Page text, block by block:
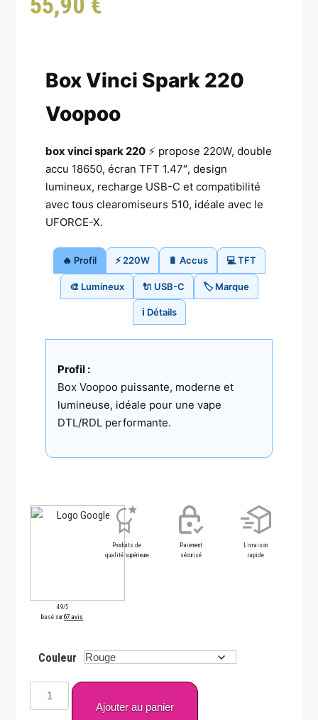
Box Vinci Spark 220
Voopoo
box vinci spark 220 ⚡ propose 220W, double
accu 18650, écran TFT 1.47″, design
lumineux, recharge USB-C et compatibilité
avec tous clearomiseurs 510, idéale avec le
UFORCE-X.
🔥 Profil ⚡ 220W 🔋 Accus 💻 TFT
🎨 Lumineux 🔌 USB-C 🏷️ Marque
ℹ️ Détails
Profil :
Box Voopoo puissante, moderne et
lumineuse, idéale pour une vape
DTL/RDL performante.
4.9/5
basé sur67 avis
Produits de
qualité supérieure
Paiement
sécurisé
Livraison
rapide
Couleur
quantité
de
Ajouter au panier